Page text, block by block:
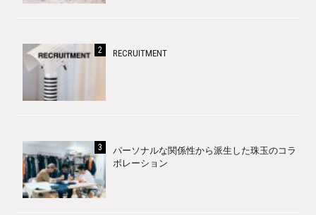
RECRUITMENT
パーソナルな関係性から派生した珠玉のコラ
ボレーション